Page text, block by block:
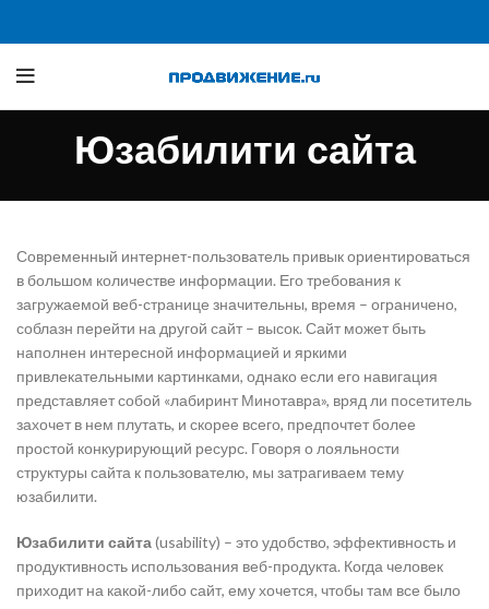
Юзабилити сайта
Современный интернет-пользователь привык ориентироваться
в большом количестве информации. Его требования к
загружаемой веб-странице значительны, время – ограничено,
соблазн перейти на другой сайт – высок. Сайт может быть
наполнен интересной информацией и яркими
привлекательными картинками, однако если его навигация
представляет собой «лабиринт Минотавра», вряд ли посетитель
захочет в нем плутать, и скорее всего, предпочтет более
простой конкурирующий ресурс. Говоря о лояльности
структуры сайта к пользователю, мы затрагиваем тему
юзабилити.
Юзабилити сайта(usability) – это удобство, эффективность и
продуктивность использования веб-продукта. Когда человек
приходит на какой-либо сайт, ему хочется, чтобы там все было